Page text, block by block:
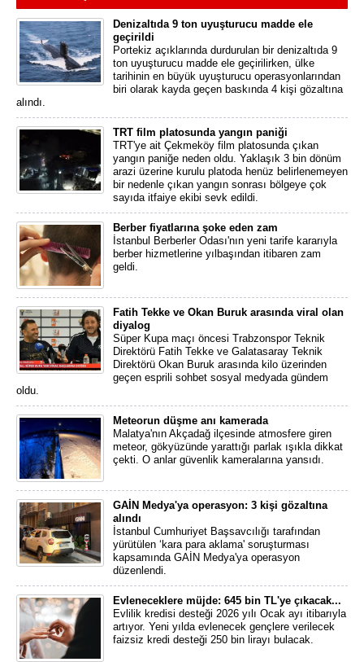
Denizaltıda 9 ton uyuşturucu madde ele
geçirildi
Portekiz açıklarında durdurulan bir denizaltıda 9
ton uyuşturucu madde ele geçirilirken, ülke
tarihinin en büyük uyuşturucu operasyonlarından
biri olarak kayda geçen baskında 4 kişi gözaltına
alındı.
TRT film platosunda yangın paniği
TRT'ye ait Çekmeköy film platosunda çıkan
yangın paniğe neden oldu. Yaklaşık 3 bin dönüm
arazi üzerine kurulu platoda henüz belirlenemeyen
bir nedenle çıkan yangın sonrası bölgeye çok
sayıda itfaiye ekibi sevk edildi.
Berber fiyatlarına şoke eden zam
İstanbul Berberler Odası'nın yeni tarife kararıyla
berber hizmetlerine yılbaşından itibaren zam
geldi.
Fatih Tekke ve Okan Buruk arasında viral olan
diyalog
Süper Kupa maçı öncesi Trabzonspor Teknik
Direktörü Fatih Tekke ve Galatasaray Teknik
Direktörü Okan Buruk arasında kilo üzerinden
geçen esprili sohbet sosyal medyada gündem
oldu.
Meteorun düşme anı kamerada
Malatya'nın Akçadağ ilçesinde atmosfere giren
meteor, gökyüzünde yarattığı parlak ışıkla dikkat
çekti. O anlar güvenlik kameralarına yansıdı.
GAİN Medya'ya operasyon: 3 kişi gözaltına
alındı
İstanbul Cumhuriyet Başsavcılığı tarafından
yürütülen ‘kara para aklama' soruşturması
kapsamında GAİN Medya'ya operasyon
düzenlendi.
Evleneceklere müjde: 645 bin TL'ye çıkacak...
Evlilik kredisi desteği 2026 yılı Ocak ayı itibarıyla
artıyor. Yeni yılda evlenecek gençlere verilecek
faizsiz kredi desteği 250 bin lirayı bulacak.